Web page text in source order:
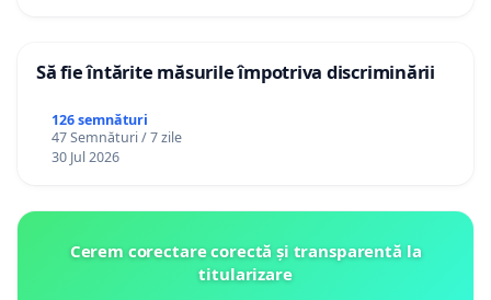
Să fie întărite măsurile împotriva discriminării
126 semnături
47 Semnături / 7 zile
30 Jul 2026
Cerem corectare corectă și transparentă la
titularizare